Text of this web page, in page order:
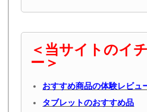
＜当サイトのイ
ー＞
おすすめ商品の体験レビュ
タブレットのおすすめ品